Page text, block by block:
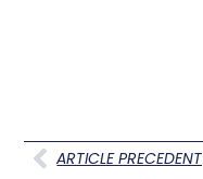
ARTICLE PRECEDENT